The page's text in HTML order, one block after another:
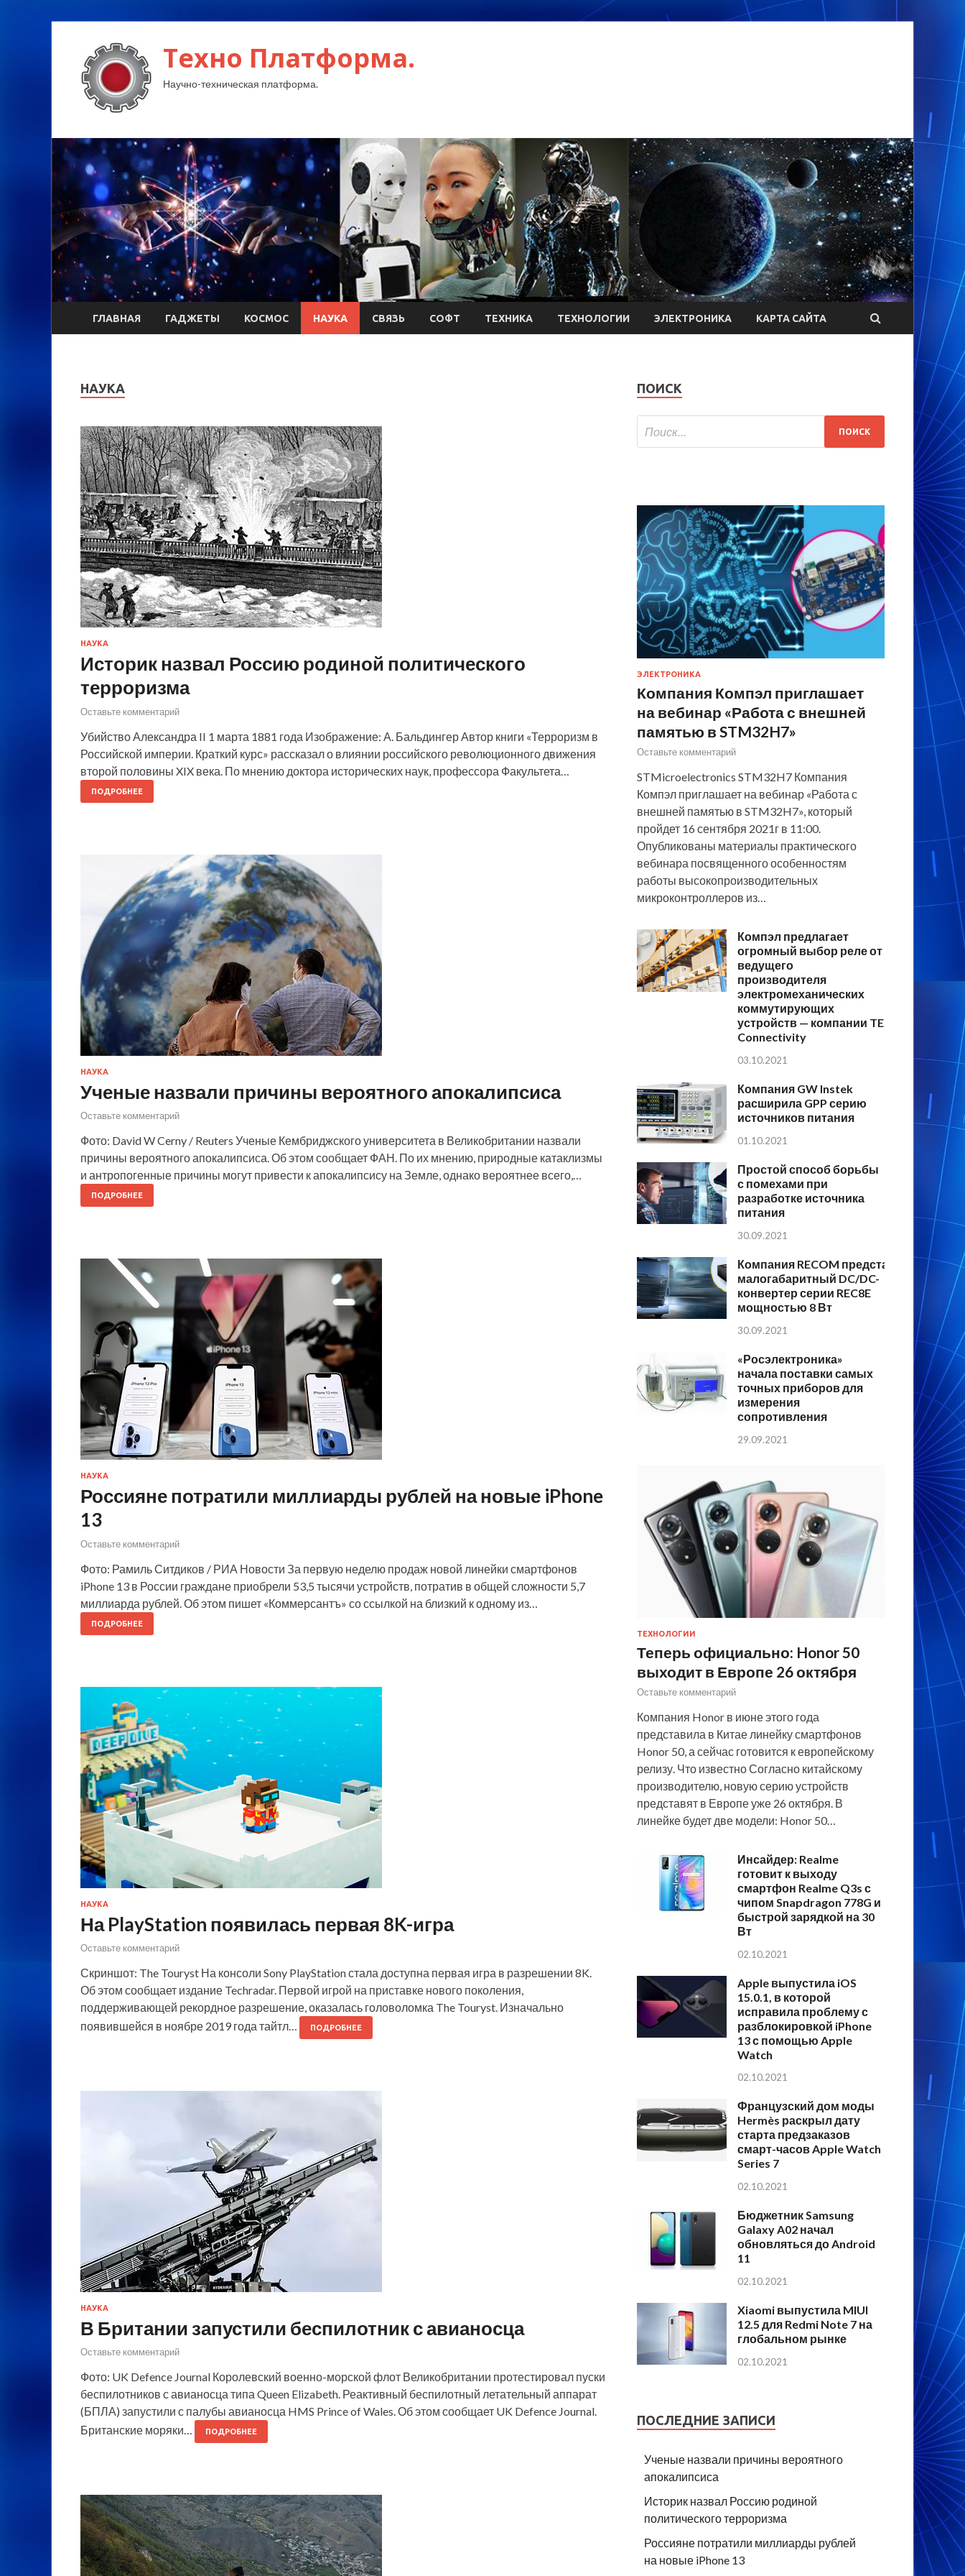
Техно Платформа.
Научно-техническая платформа.
ГЛАВНАЯ ГАДЖЕТЫ КОСМОС НАУКА СВЯЗЬ СОФТ ТЕХНИКА ТЕХНОЛОГИИ ЭЛЕКТРОНИКА КАРТА САЙТА
НАУКА
НАУКА
Историк назвал Россию родиной политического
терроризма
Оставьте комментарий
Убийство Александра II 1 марта 1881 года Изображение: А. Бальдингер Автор книги «Терроризм в
Российской империи. Краткий курс» рассказал о влиянии российского революционного движения
второй половины XIX века. По мнению доктора исторических наук, профессора Факультета…
ПОДРОБНЕЕ
НАУКА
Ученые назвали причины вероятного апокалипсиса
Оставьте комментарий
Фото: David W Cerny / Reuters Ученые Кембриджского университета в Великобритании назвали
причины вероятного апокалипсиса. Об этом сообщает ФАН. По их мнению, природные катаклизмы
и антропогенные причины могут привести к апокалипсису на Земле, однако вероятнее всего,…
ПОДРОБНЕЕ
НАУКА
Россияне потратили миллиарды рублей на новые iPhone
13
Оставьте комментарий
Фото: Рамиль Ситдиков / РИА Новости За первую неделю продаж новой линейки смартфонов
iPhone 13 в России граждане приобрели 53,5 тысячи устройств, потратив в общей сложности 5,7
миллиарда рублей. Об этом пишет «Коммерсантъ» со ссылкой на близкий к одному из…
ПОДРОБНЕЕ
НАУКА
На PlayStation появилась первая 8K-игра
Оставьте комментарий
Скриншот: The Touryst На консоли Sony PlayStation стала доступна первая игра в разрешении 8K.
Об этом сообщает издание Techradar. Первой игрой на приставке нового поколения,
поддерживающей рекордное разрешение, оказалась головоломка The Touryst. Изначально
появившейся в ноябре 2019 года тайтл…
ПОДРОБНЕЕ
НАУКА
В Британии запустили беспилотник с авианосца
Оставьте комментарий
Фото: UK Defence Journal Королевский военно-морской флот Великобритании протестировал пуски
беспилотников с авианосца типа Queen Elizabeth. Реактивный беспилотный летательный аппарат
(БПЛА) запустили с палубы авианосца HMS Prince of Wales. Об этом сообщает UK Defence Journal.
Британские моряки…
ПОДРОБНЕЕ
ПОИСК
ЭЛЕКТРОНИКА
Компания Компэл приглашает
на вебинар «Работа с внешней
памятью в STM32H7»
Оставьте комментарий
STMicroelectronics STM32H7 Компания
Компэл приглашает на вебинар «Работа с
внешней памятью в STM32H7», который
пройдет 16 сентября 2021г в 11:00.
Опубликованы материалы практического
вебинара посвященного особенностям
работы высокопроизводительных
микроконтроллеров из…
Компэл предлагает
огромный выбор реле от
ведущего
производителя
электромеханических
коммутирующих
устройств — компании TE
Connectivity
03.10.2021
Компания GW Instek
расширила GPP серию
источников питания
01.10.2021
Простой способ борьбы
с помехами при
разработке источника
питания
30.09.2021
Компания RECOM представляет
малогабаритный DC/DC-
конвертер серии REC8E
мощностью 8 Вт
30.09.2021
«Росэлектроника»
начала поставки самых
точных приборов для
измерения
сопротивления
29.09.2021
ТЕХНОЛОГИИ
Теперь официально: Honor 50
выходит в Европе 26 октября
Оставьте комментарий
Компания Honor в июне этого года
представила в Китае линейку смартфонов
Honor 50, а сейчас готовится к европейскому
релизу. Что известно Согласно китайскому
производителю, новую серию устройств
представят в Европе уже 26 октября. В
линейке будет две модели: Honor 50…
Инсайдер: Realme
готовит к выходу
смартфон Realme Q3s с
чипом Snapdragon 778G и
быстрой зарядкой на 30
Вт
02.10.2021
Apple выпустила iOS
15.0.1, в которой
исправила проблему с
разблокировкой iPhone
13 с помощью Apple
Watch
02.10.2021
Французский дом моды
Hermès раскрыл дату
старта предзаказов
смарт-часов Apple Watch
Series 7
02.10.2021
Бюджетник Samsung
Galaxy A02 начал
обновляться до Android
11
02.10.2021
Xiaomi выпустила MIUI
12.5 для Redmi Note 7 на
глобальном рынке
02.10.2021
ПОСЛЕДНИЕ ЗАПИСИ
Ученые назвали причины вероятного
апокалипсиса
Историк назвал Россию родиной
политического терроризма
Россияне потратили миллиарды рублей
на новые iPhone 13